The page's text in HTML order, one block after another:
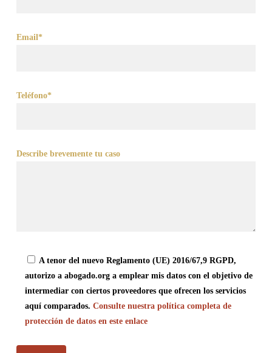
Email*
Teléfono*
Describe brevemente tu caso
A tenor del nuevo Reglamento (UE) 2016/67,9 RGPD,
autorizo a abogado.org a emplear mis datos con el objetivo de
intermediar con ciertos proveedores que ofrecen los servicios
aquí comparados. Consulte nuestra política completa de
protección de datos en este enlace